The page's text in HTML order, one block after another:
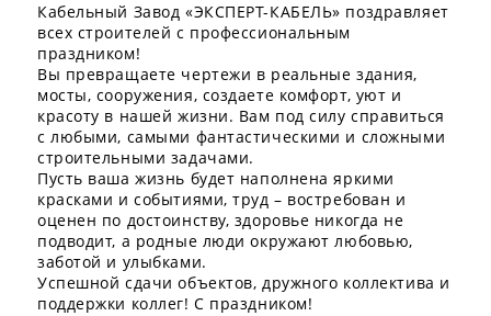
Кабельный Завод «ЭКСПЕРТ-КАБЕЛЬ» поздравляет
всех строителей с профессиональным
праздником!
Вы превращаете чертежи в реальные здания,
мосты, сооружения, создаете комфорт, уют и
красоту в нашей жизни. Вам под силу справиться
с любыми, самыми фантастическими и сложными
строительными задачами.
Пусть ваша жизнь будет наполнена яркими
красками и событиями, труд – востребован и
оценен по достоинству, здоровье никогда не
подводит, а родные люди окружают любовью,
заботой и улыбками.
Успешной сдачи объектов, дружного коллектива и
поддержки коллег! С праздником!